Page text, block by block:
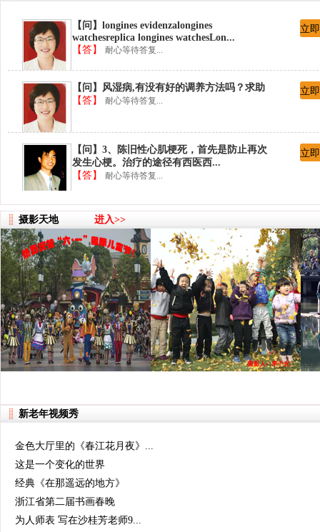
【问】longines evidenzalongines
watchesreplica longines watchesLon...
【答】 耐心等待答复...
立
【问】风湿病,有没有好的调养方法吗？求助
【答】 耐心等待答复...
立
【问】3、陈旧性心肌梗死，首先是防止再次
发生心梗。治疗的途径有西医西...
【答】 耐心等待答复...
立
【问】2、我不明白你询问的内容：心绞痛、
胸闷是有还是没有？有，则需要...
【答】耐心等待答复...
【问】1、咳嗽的小孩多大？假如不合适服
药，可以吃梨膏糖止咳。
【答】耐心等待答复...
立
【问】陈医生，您好！中医传统手法救治心
绞痛、胸闷，有没有好的保健方...
【答】耐心等待答复...
立
【答】长期包养就OK
立
摄影天地 进入>>
新老年视频秀
金色大厅里的《春江花月夜》...
这是一个变化的世界
经典《在那遥远的地方》
浙江省第二届书画春晚
为人师表 写在沙桂芳老师9...